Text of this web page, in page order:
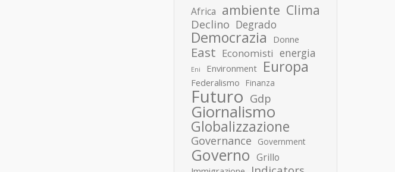
Africa ambiente Clima
Declino Degrado
Democrazia Donne
East Economisti energia
Eni Environment Europa
Federalismo Finanza
Futuro Gdp
Giornalismo
Globalizzazione
Governance Government
Governo Grillo